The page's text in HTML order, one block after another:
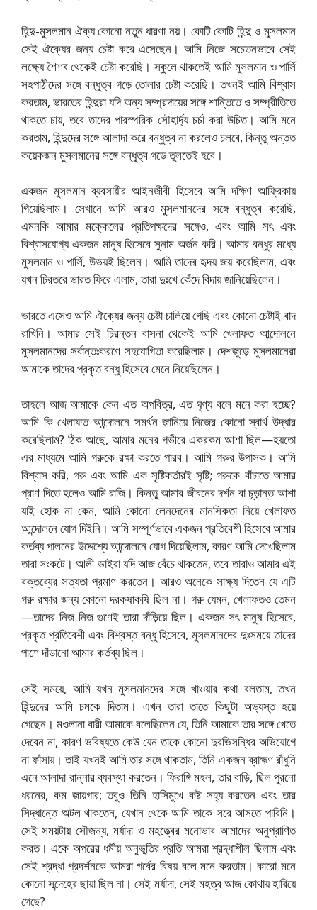
হিন্দু-মুসলমান ঐক্য কোনো নতুন ধারণা নয়। কোটি কোটি হিন্দু ও মুসলমান
সেই ঐক্যের জন্য চেষ্টা করে এসেছেন। আমি নিজে সচেতনভাবে সেই
লক্ষ্যে শৈশব থেকেই চেষ্টা করেছি। স্কুলে থাকতেই আমি মুসলমান ও পার্সি
সহপাঠীদের সঙ্গে বন্ধুত্ব গড়ে তোলার চেষ্টা করেছি। তখনই আমি বিশ্বাস
করতাম, ভারতের হিন্দুরা যদি অন্য সম্প্রদায়ের সঙ্গে শান্তিতে ও সম্প্রীতিতে
থাকতে চায়, তবে তাদের পারস্পরিক সৌহার্দ্য চর্চা করা উচিত। আমি মনে
করতাম, হিন্দুদের সঙ্গে আলাদা করে বন্ধুত্ব না করলেও চলবে, কিন্তু অন্তত
কয়েকজন মুসলমানের সঙ্গে বন্ধুত্ব গড়ে তুলতেই হবে।
একজন মুসলমান ব্যবসায়ীর আইনজীবী হিসেবে আমি দক্ষিণ আফ্রিকায়
গিয়েছিলাম। সেখানে আমি আরও মুসলমানদের সঙ্গে বন্ধুত্ব করেছি,
এমনকি আমার মক্কেলের প্রতিপক্ষদের সঙ্গেও, এবং আমি সৎ এবং
বিশ্বাসযোগ্য একজন মানুষ হিসেবে সুনাম অর্জন করি। আমার বন্ধুর মধ্যে
মুসলমান ও পার্সি, উভয়ই ছিলেন। আমি তাদের হৃদয় জয় করেছিলাম, এবং
যখন চিরতরে ভারত ফিরে এলাম, তারা দুঃখে কেঁদে বিদায় জানিয়েছিলেন।
ভারতে এসেও আমি ঐক্যের জন্য চেষ্টা চালিয়ে গেছি এবং কোনো চেষ্টাই বাদ
রাখিনি। আমার সেই চিরন্তন বাসনা থেকেই আমি খেলাফত আন্দোলনে
মুসলমানদের সর্বান্তঃকরণে সহযোগিতা করেছিলাম। দেশজুড়ে মুসলমানেরা
আমাকে তাদের প্রকৃত বন্ধু হিসেবে মেনে নিয়েছিলেন।
তাহলে আজ আমাকে কেন এত অপবিত্র, এত ঘৃণ্য বলে মনে করা হচ্ছে?
আমি কি খেলাফত আন্দোলনে সমর্থন জানিয়ে নিজের কোনো স্বার্থ উদ্ধার
করেছিলাম? ঠিক আছে, আমার মনের গভীরে একরকম আশা ছিল—হয়তো
এর মাধ্যমে আমি গরুকে রক্ষা করতে পারব। আমি গরুর উপাসক। আমি
বিশ্বাস করি, গরু এবং আমি এক সৃষ্টিকর্তারই সৃষ্টি; গরুকে বাঁচাতে আমার
প্রাণ দিতে হলেও আমি রাজি। কিন্তু আমার জীবনের দর্শন বা চূড়ান্ত আশা
যাই হোক না কেন, আমি কোনো লেনদেনের মানসিকতা নিয়ে খেলাফত
আন্দোলনে যোগ দিইনি। আমি সম্পূর্ণভাবে একজন প্রতিবেশী হিসেবে আমার
কর্তব্য পালনের উদ্দেশ্যে আন্দোলনে যোগ দিয়েছিলাম, কারণ আমি দেখেছিলাম
তারা সংকটে। আলী ভাইরা যদি আজ বেঁচে থাকতেন, তবে তারাও আমার এই
বক্তব্যের সত্যতা প্রমাণ করতেন। আরও অনেকে সাক্ষ্য দিতেন যে এটি
গরু রক্ষার জন্য কোনো দরকষাকষি ছিল না। গরু যেমন, খেলাফতও তেমন
—তাদের নিজ নিজ গুণেই তারা দাঁড়িয়ে ছিল। একজন সৎ মানুষ হিসেবে,
প্রকৃত প্রতিবেশী এবং বিশ্বস্ত বন্ধু হিসেবে, মুসলমানদের দুঃসময়ে তাদের
পাশে দাঁড়ানো আমার কর্তব্য ছিল।
সেই সময়ে, আমি যখন মুসলমানদের সঙ্গে খাওয়ার কথা বলতাম, তখন
হিন্দুদের আমি চমকে দিতাম। এখন তারা তাতে কিছুটা অভ্যস্ত হয়ে
গেছেন। মওলানা বারী আমাকে বলেছিলেন যে, তিনি আমাকে তার সঙ্গে খেতে
দেবেন না, কারণ ভবিষ্যতে কেউ যেন তাকে কোনো দুরভিসন্ধির অভিযোগে
না ফাঁসায়। তাই যখনই আমি তার সঙ্গে থাকতাম, তিনি একজন ব্রাহ্মণ রাঁধুনি
এনে আলাদা রান্নার ব্যবস্থা করতেন। ফিরাঙ্গি মহল, তার বাড়ি, ছিল পুরনো
ধরনের, কম জায়গার; তবুও তিনি হাসিমুখে কষ্ট সহ্য করতেন এবং তার
সিদ্ধান্তে অটল থাকতেন, যেখান থেকে আমি তাকে সরে আসতে পারিনি।
সেই সময়টায় সৌজন্য, মর্যাদা ও মহত্ত্বের মনোভাব আমাদের অনুপ্রাণিত
করত। একে অপরের ধর্মীয় অনুভূতির প্রতি আমরা শ্রদ্ধাশীল ছিলাম এবং
সেই শ্রদ্ধা প্রদর্শনকে আমরা গর্বের বিষয় বলে মনে করতাম। কারো মনে
কোনো সন্দেহের ছায়া ছিল না। সেই মর্যাদা, সেই মহত্ত্ব আজ কোথায় হারিয়ে
গেছে?